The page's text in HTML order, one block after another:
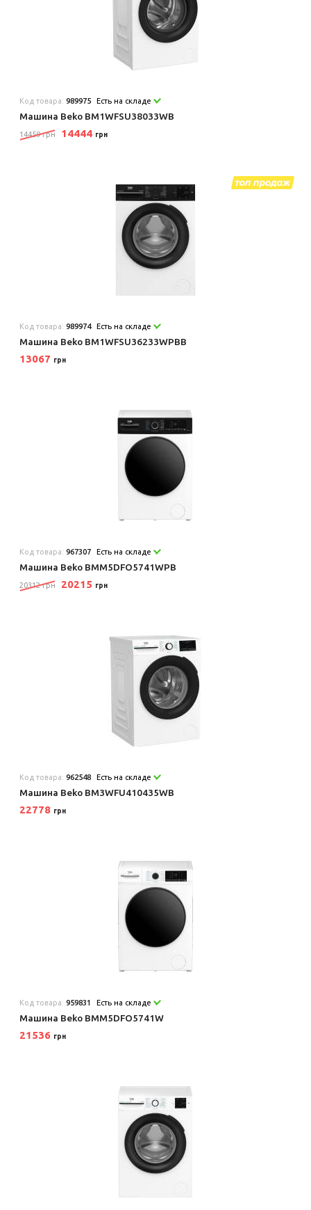
Код товара:989975 Есть на складе
Машина Beko BM1WFSU38033WB
14459 грн 14444 грн
Код товара:989974 Есть на складе
Машина Beko BM1WFSU36233WPBB
13067 грн
Код товара:967307 Есть на складе
Машина Beko BMM5DFO5741WPB
20312 грн 20215 грн
Код товара:962548 Есть на складе
Машина Beko BM3WFU410435WB
22778 грн
Код товара:959831 Есть на складе
Машина Beko BMM5DFO5741W
21536 грн